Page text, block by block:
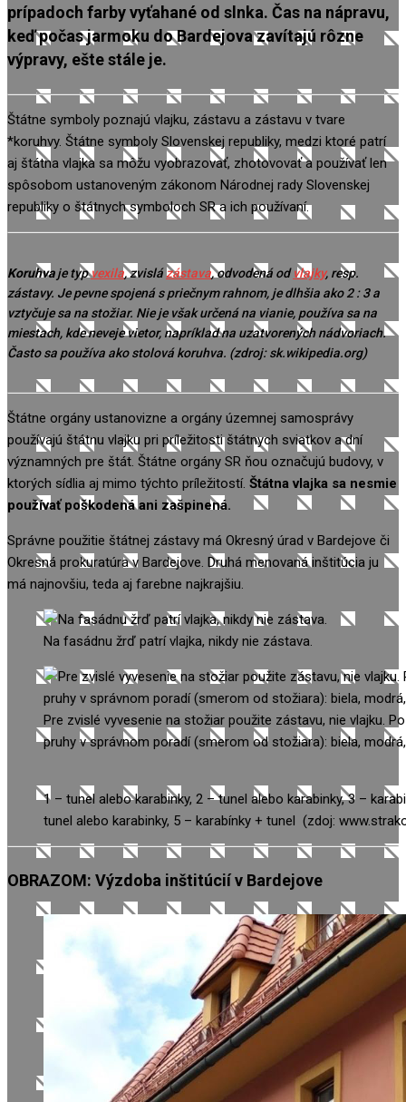
prípadoch farby vyťahané od slnka. Čas na nápravu,
keď počas jarmoku do Bardejova zavítajú rôzne
výpravy, eštestále je.
Štátne symboly poznajú vlajku, zástavu a zástavu v tvare
*koruhvy. Štátne symboly Slovenskej republiky, medzi ktoré patrí
aj štátna vlajka sa môžu vyobrazovať, zhotovovať a používať len
spôsobom ustanoveným zákonom Národnej rady Slovenskej
republiky o štátnych symboloch SR a ich používaní.
Koruhvaje typvexila, zvislázástava, odvodená odvlajky, resp.
zástavy. Je pevne spojená s priečnym rahnom, je dlhšia ako 2 : 3 a
vztyčuje sa na stožiar. Nie je však určená na vianie, používa sa na
miestach, kde neveje vietor, napríklad na uzatvorených nádvoriach.
Často sa používa ako stolová koruhva. (zdroj: sk.wikipedia.org)
Štátne orgány ustanovizne a orgány územnej samosprávy
používajú štátnu vlajku pri príležitosti štátnych sviatkov a dní
významných pre štát. Štátne orgány SR ňou označujú budovy, v
ktorých sídlia aj mimo týchto príležitostí. Štátna vlajka sa nesmie
používať poškodená ani zašpinená.
Správne použitie štátnej zástavy má Okresný úrad v Bardejove či
Okresná prokuratúra v Bardejove. Druhá menovaná inštitúcia ju
má najnovšiu, teda aj farebne najkrajšiu.
Na fasádnu žrď patrí vlajka, nikdy nie zástava.
Pre zvislé vyvesenie na stožiar použite zástavu, nie vlajku.
pruhy v správnom poradí (smerom od stožiara): biela,
1 – tunel alebo karabinky, 2 – tunel alebo karabinky, 3 –
tunel alebo karabinky, 5 – karabínky + tunel (zdoj:
OBRAZOM: Výzdoba inštitúcií v Bardejove